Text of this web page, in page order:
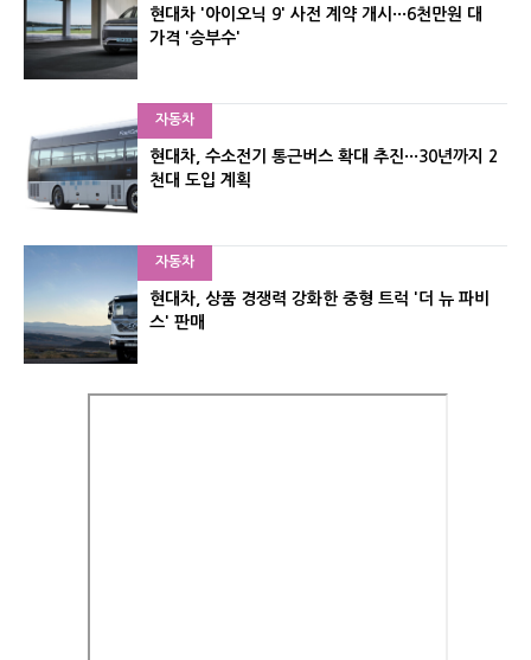
현대차 '아이오닉 9' 사전 계약 개시···6천만원 대
가격 '승부수'
자동차
현대차, 수소전기 통근버스 확대 추진···30년까지 2
천대 도입 계획
자동차
현대차, 상품 경쟁력 강화한 중형 트럭 '더 뉴 파비
스' 판매